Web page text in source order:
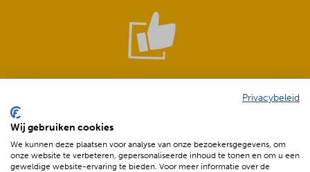
BBQenzo.nl wil met landelijke dekking de barbecuemarkt
voorzien van een kwaliteitsbarbecue, gourmet, tapas of
pizzarette welke op gemakkelijke wijze georganiseerd
kan worden.
Privacybeleid
Wij gebruiken cookies
We kunnen deze plaatsen voor analyse van onze bezoekersgegevens, om
onze website te verbeteren, gepersonaliseerde inhoud te tonen en om u een
geweldige website-ervaring te bieden. Voor meer informatie over de